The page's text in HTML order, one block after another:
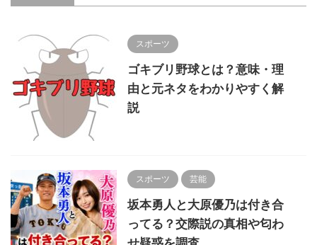
スポーツ
ゴキブリ野球とは？意味・理
由と元ネタをわかりやすく解
説
スポーツ 芸能
坂本勇人と大原優乃は付き合
ってる？交際説の真相や匂わ